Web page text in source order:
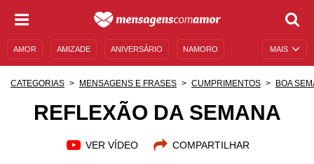
MAIS
AMOR AMIZADE ANIVERSÁRIO NAMORO
AUTOAJUDA
CATEGORIAS MENSAGENS E FRASES CUMPRIMENTOS BOA
REFLEXÃO DA SEMANA
VER VÍDEO COMPARTILHAR